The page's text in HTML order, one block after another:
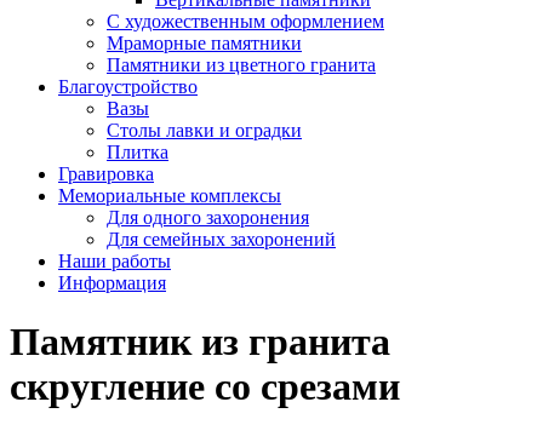
С художественным оформлением
Мраморные памятники
Памятники из цветного гранита
Благоустройство
Вазы
Столы лавки и оградки
Плитка
Гравировка
Мемориальные комплексы
Для одного захоронения
Для семейных захоронений
Наши работы
Информация
Памятник из гранита
скругление со срезами